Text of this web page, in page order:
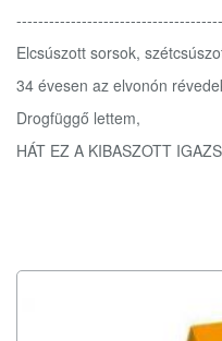
Elcsúszott sorsok,
34 évesen az elvonón
Drogfüggő lettem,
HÁT EZ A KIBASZOTT